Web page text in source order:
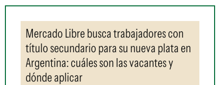
Mercado Libre busca trabajadores con
título secundario para su nueva plata en
Argentina: cuáles son las vacantes y
dónde aplicar